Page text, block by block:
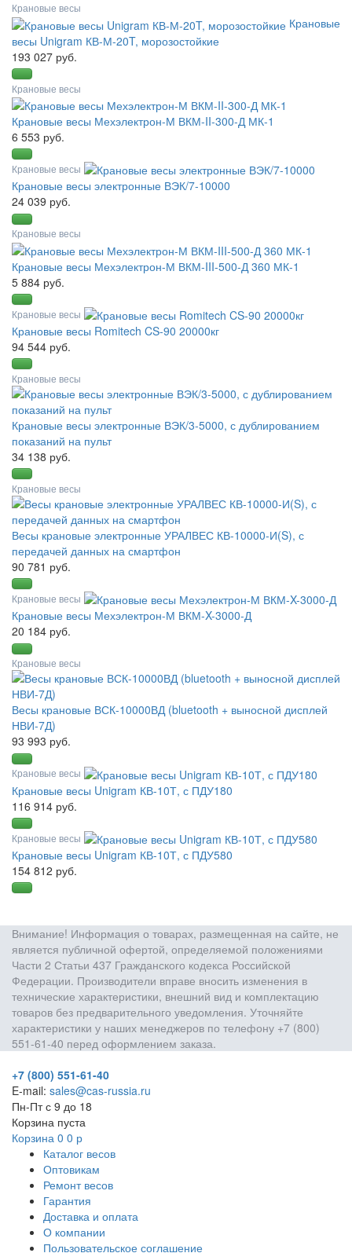
Крановые весы
Крановые
весы Unigram КВ-М-20T, морозостойкие
193 027 руб.
Крановые весы
Крановые весы Мехэлектрон-М ВКМ-II-300-Д МК-1
6 553 руб.
Крановые весы
Крановые весы электронные ВЭК/7-10000
24 039 руб.
Крановые весы
Крановые весы Мехэлектрон-М ВКМ-III-500-Д 360 МК-1
5 884 руб.
Крановые весы
Крановые весы Romitech CS-90 20000кг
94 544 руб.
Крановые весы
Крановые весы электронные ВЭК/3-5000, с дублированием
показаний на пульт
34 138 руб.
Крановые весы
Весы крановые электронные УРАЛВЕС КВ-10000-И(S), с
передачей данных на смартфон
90 781 руб.
Крановые весы
Крановые весы Мехэлектрон-М ВКМ-X-3000-Д
20 184 руб.
Крановые весы
Весы крановые ВСК-10000ВД (bluetooth + выносной дисплей
НВИ-7Д)
93 993 руб.
Крановые весы
Крановые весы Unigram КВ-10Т, с ПДУ180
116 914 руб.
Крановые весы
Крановые весы Unigram КВ-10Т, с ПДУ580
154 812 руб.
Внимание! Информация о товарах, размещенная на сайте, не
является публичной офертой, определяемой положениями
Части 2 Статьи 437 Гражданского кодекса Российской
Федерации. Производители вправе вносить изменения в
технические характеристики, внешний вид и комплектацию
товаров без предварительного уведомления. Уточняйте
характеристики у наших менеджеров по телефону +7 (800)
551-61-40 перед оформлением заказа.
+7 (800) 551-61-40
E-mail: sales@cas-russia.ru
Пн-Пт с 9 до 18
Корзина пуста
Корзина 0 0 р
Каталог весов
Оптовикам
Ремонт весов
Гарантия
Доставка и оплата
О компании
Пользовательское соглашение